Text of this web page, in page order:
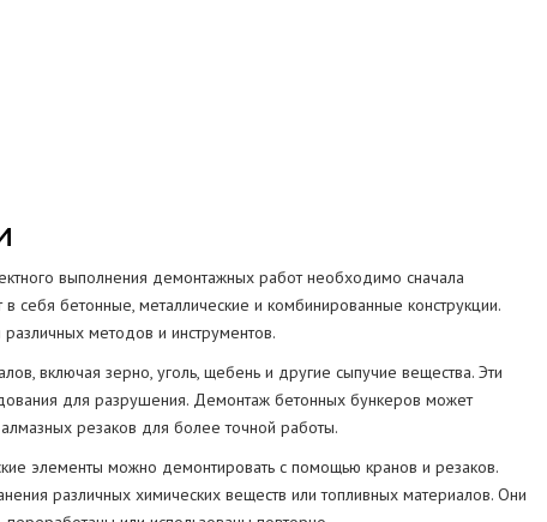
выполнения демонтажных работ необходимо сначала
себя бетонные, металлические и комбинированные конструкции.
методов и инструментов.
включая зерно, уголь, щебень и другие сыпучие вещества. Эти
для разрушения. Демонтаж бетонных бункеров может
резаков для более точной работы.
элементы можно демонтировать с помощью кранов и резаков.
различных химических веществ или топливных материалов. Они